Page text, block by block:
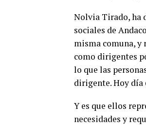
Nolvia Tirado, ha
sociales de
misma comuna, y
como dirigentes
lo que las
dirigente. Hoy día
Y es que ellos
necesidades y